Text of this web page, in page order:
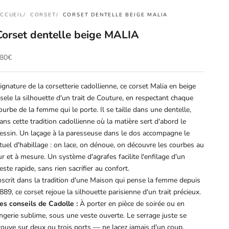
CORSET CORSET DENTELLE BEIGE MALIA
dentelle beige MALIA
de vente
de la corsetterie cadollienne, ce corset Malia en beige
la silhouette d'un trait de Couture, en respectant chaque
de la femme qui le porte. Il se taille dans une dentelle,
cette tradition cadollienne où la matière sert d'abord le
Un laçage à la paresseuse dans le dos accompagne le
d'habillage : on lace, on dénoue, on découvre les courbes au
et à mesure. Un système d'agrafes facilite l'enfilage d'un
rapide, sans rien sacrifier au confort.
dans la tradition d'une Maison qui pense la femme depuis
ce corset rejoue la silhouette parisienne d'un trait précieux.
conseils de Cadolle : À porter en pièce de soirée ou en
sublime, sous une veste ouverte. Le serrage juste se